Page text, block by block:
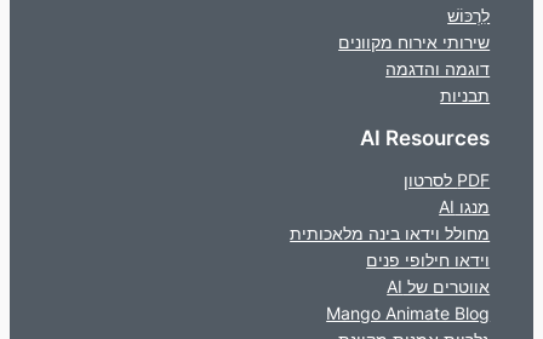
לִרְכּוֹשׁ
שירותי אירוח מקוונים
דוגמה והדגמה
תבניות
AI Resources
PDF לסרטון
מנגו AI
מחולל וידאו בינה מלאכותית
וידאו חילופי פנים
אווטרים של AI
Mango Animate Blog